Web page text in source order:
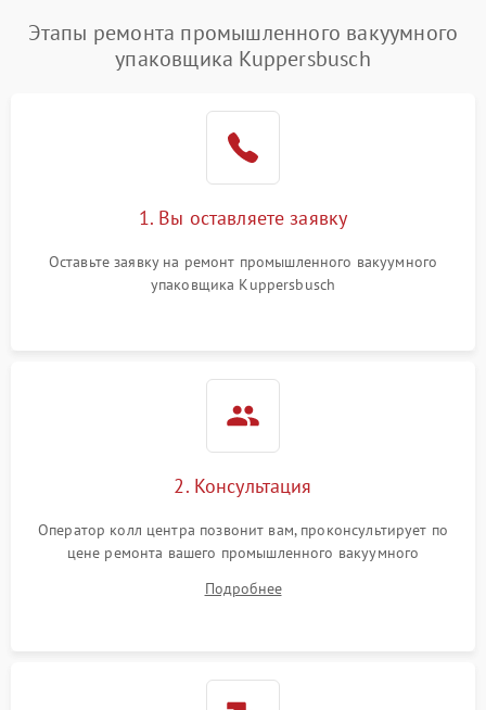
Этапы ремонта промышленного вакуумного
упаковщика Kuppersbusch
1. Вы оставляете заявку
Оставьте заявку на ремонт промышленного вакуумного
упаковщика Kuppersbusch
2. Консультация
Оператор колл центра позвонит вам, проконсультирует по
цене ремонта вашего промышленного вакуумного
Подробнее